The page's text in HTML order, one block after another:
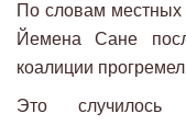
По словам местных
Йемена Сане
коалиции
Это случилось